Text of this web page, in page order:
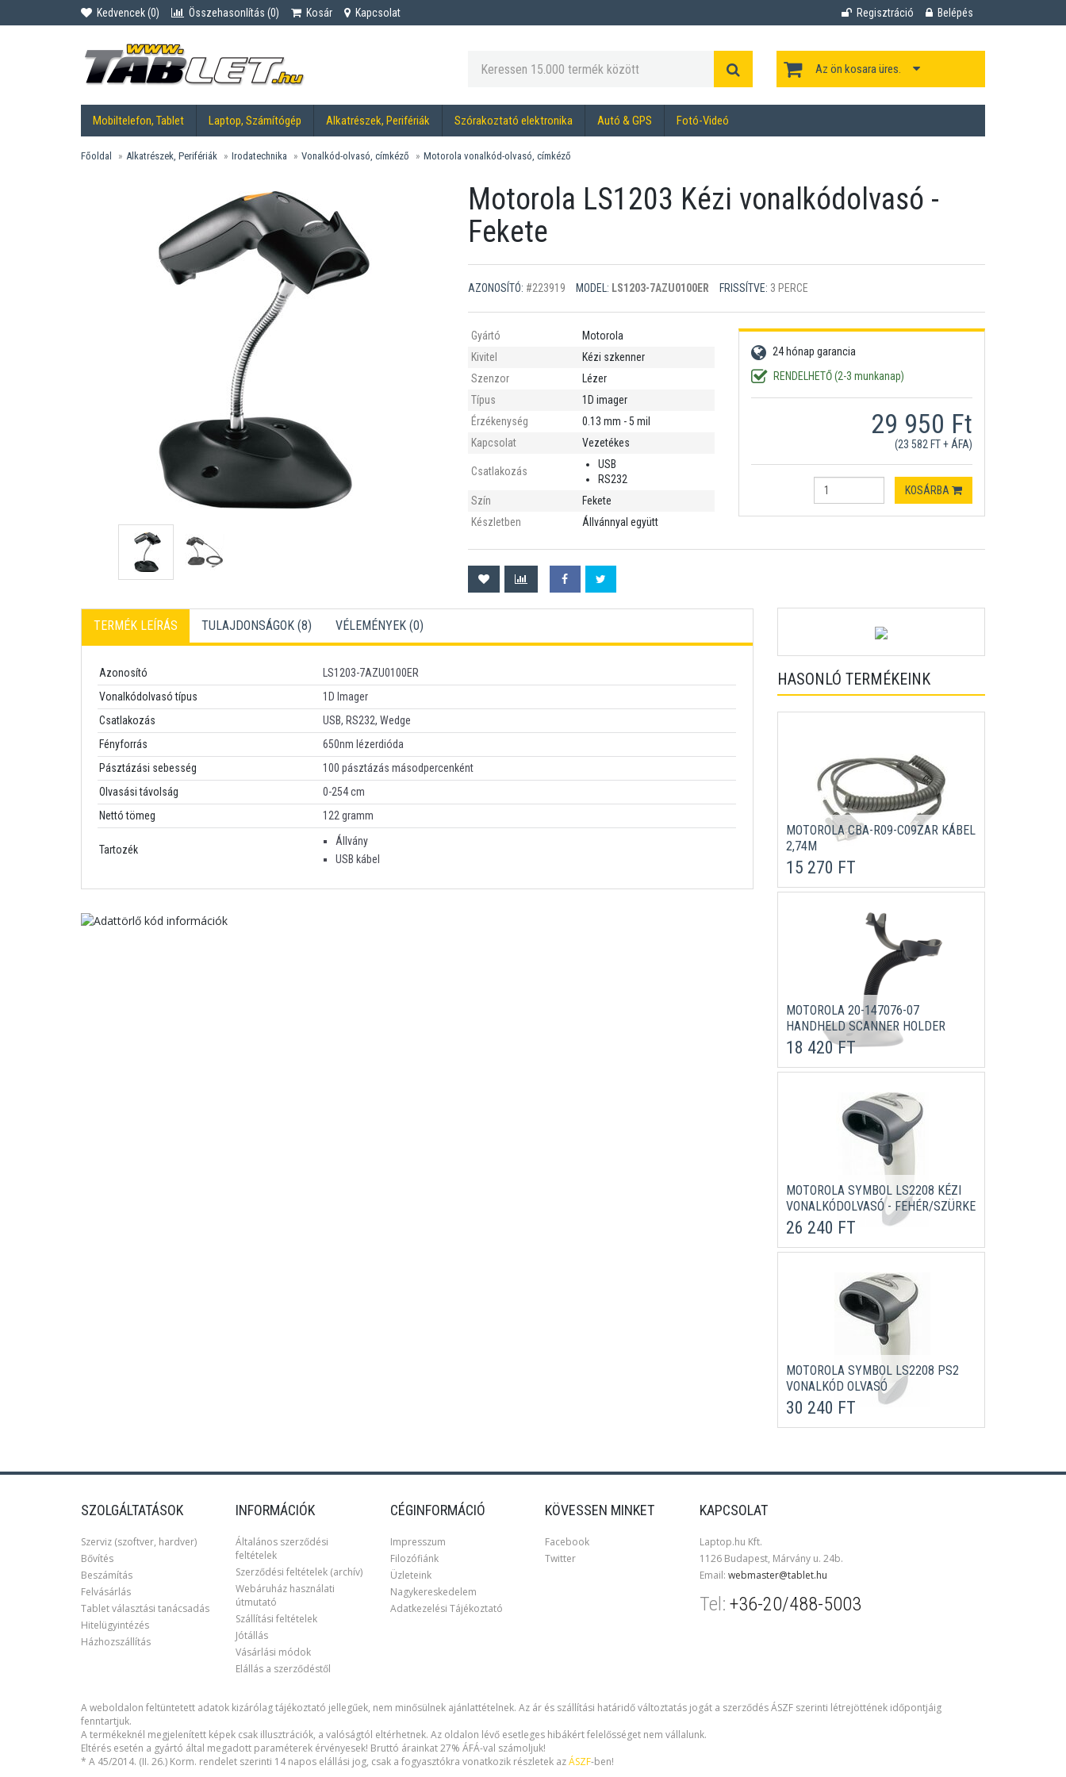
Kedvencek (0) Összehasonlítás (0) Kosár Kapcsolat Regisztráció Belépés
Az ön kosara üres.
Mobiltelefon, Tablet Laptop, Számítógép Alkatrészek, Perifériák Szórakoztató elektronika Autó & GPS Fotó-Videó
Főoldal Alkatrészek, Perifériák Irodatechnika Vonalkód-olvasó, címkéző Motorola vonalkód-olvasó, címkéző
Motorola LS1203 Kézi vonalkódolvasó -
Fekete
AZONOSÍTÓ: #223919 MODEL: LS1203-7AZU0100ER FRISSÍTVE: 3 PERCE
Gyártó
Motorola
Kivitel
Kézi szkenner
Szenzor
Lézer
Típus
1D imager
Érzékenység
0.13 mm - 5 mil
Kapcsolat
Vezetékes
Csatlakozás
USB
RS232
Szín
Fekete
Készletben
Állvánnyal együtt
24 hónap garancia
RENDELHETŐ (2-3 munkanap)
29 950 Ft
(23 582 FT + ÁFA)
KOSÁRBA
TERMÉK LEÍRÁS TULAJDONSÁGOK (8) VÉLEMÉNYEK (0)
Azonosító
LS1203-7AZU0100ER
Vonalkódolvasó típus
1D Imager
Csatlakozás
USB, RS232, Wedge
Fényforrás
650nm lézerdióda
Pásztázási sebesség
100 pásztázás másodpercenként
Olvasási távolság
0-254 cm
Nettó tömeg
122 gramm
Tartozék
Állvány
USB kábel
HASONLÓ TERMÉKEINK
MOTOROLA CBA-R09-C09ZAR KÁBEL
2,74M
15 270 FT
MOTOROLA 20-147076-07
HANDHELD SCANNER HOLDER
18 420 FT
MOTOROLA SYMBOL LS2208 KÉZI
VONALKÓDOLVASÓ - FEHÉR/SZÜRKE
26 240 FT
MOTOROLA SYMBOL LS2208 PS2
VONALKÓD OLVASÓ
30 240 FT
SZOLGÁLTATÁSOK
Szerviz (szoftver, hardver)
Bővítés
Beszámítás
Felvásárlás
Tablet választási tanácsadás
Hitelügyintézés
Házhozszállítás
INFORMÁCIÓK
Általános szerződési
feltételek
Szerződési feltételek (archív)
Webáruház használati
útmutató
Szállítási feltételek
Jótállás
Vásárlási módok
Elállás a szerződéstől
CÉGINFORMÁCIÓ
Impresszum
Filozófiánk
Üzleteink
Nagykereskedelem
Adatkezelési Tájékoztató
KÖVESSEN MINKET
Facebook
Twitter
KAPCSOLAT
Laptop.hu Kft.
1126 Budapest, Márvány u. 24b.
Email: webmaster@tablet.hu
Tel: +36-20/488-5003
A weboldalon feltüntetett adatok kizárólag tájékoztató jellegűek, nem minősülnek ajánlattételnek. Az ár és szállítási határidő változtatás jogát a szerződés ÁSZF szerinti létrejöttének időpontjáig
fenntartjuk.
A termékeknél megjelenített képek csak illusztrációk, a valóságtól eltérhetnek. Az oldalon lévő esetleges hibákért felelősséget nem vállalunk.
Eltérés esetén a gyártó által megadott paraméterek érvényesek! Bruttó árainkat 27% ÁFÁ-val számoljuk!
* A 45/2014. (II. 26.) Korm. rendelet szerinti 14 napos elállási jog, csak a fogyasztókra vonatkozik részletek azÁSZF-ben!